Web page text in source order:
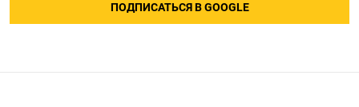
ПОДПИСАТЬСЯ В GOOGLE